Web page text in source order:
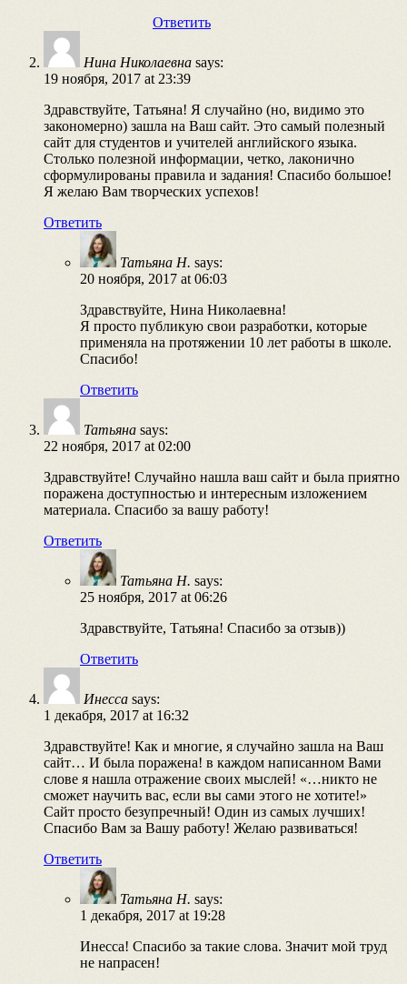
Ответить
Нина Николаевна says:
19 ноября, 2017 at 23:39
Здравствуйте, Татьяна! Я случайно (но, видимо это
закономерно) зашла на Ваш сайт. Это самый полезный
сайт для студентов и учителей английского языка.
Столько полезной информации, четко, лаконично
сформулированы правила и задания! Спасибо большое!
Я желаю Вам творческих успехов!
Ответить
Татьяна Н. says:
20 ноября, 2017 at 06:03
Здравствуйте, Нина Николаевна!
Я просто публикую свои разработки, которые
применяла на протяжении 10 лет работы в школе.
Спасибо!
Ответить
Татьяна says:
22 ноября, 2017 at 02:00
Здравствуйте! Случайно нашла ваш сайт и была приятно
поражена доступностью и интересным изложением
материала. Спасибо за вашу работу!
Ответить
Татьяна Н. says:
25 ноября, 2017 at 06:26
Здравствуйте, Татьяна! Спасибо за отзыв))
Ответить
Инесса says:
1 декабря, 2017 at 16:32
Здравствуйте! Как и многие, я случайно зашла на Ваш
сайт… И была поражена! в каждом написанном Вами
слове я нашла отражение своих мыслей! «…никто не
сможет научить вас, если вы сами этого не хотите!»
Сайт просто безупречный! Один из самых лучших!
Спасибо Вам за Вашу работу! Желаю развиваться!
Ответить
Татьяна Н. says:
1 декабря, 2017 at 19:28
Инесса! Спасибо за такие слова. Значит мой труд
не напрасен!